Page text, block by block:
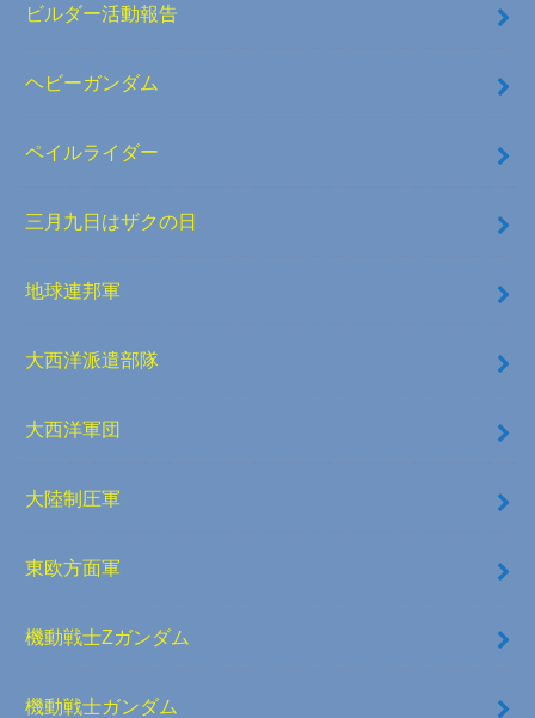
ビルダー活動報告
ヘビーガンダム
ペイルライダー
三月九日はザクの日
地球連邦軍
大西洋派遣部隊
大西洋軍団
大陸制圧軍
東欧方面軍
機動戦士Zガンダム
機動戦士ガンダム